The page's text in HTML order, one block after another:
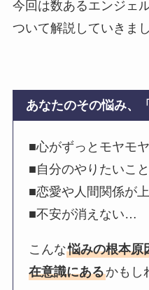
今回は数あるエンジェ
ついて解説していきまし
あなたのその悩み、
■心がずっとモヤモ
■自分のやりたいこ
■恋愛や人間関係が
■不安が消えない…
こんな悩みの根本原
在意識にあるかもし